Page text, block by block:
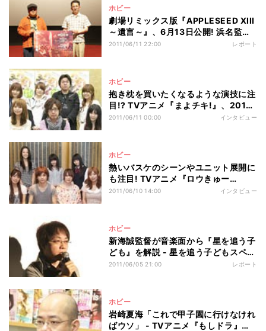
ホビー
劇場リミックス版『APPLESEED XIII
～遺言～』、6月13日公開! 浜名監督
と藤咲氏が語る作品の魅力
2011/06/11 22:00 レポート
ホビー
抱き枕を買いたくなるような演技に注
目!? TVアニメ『まよチキ!』、2011
年7月より放送開始
2011/06/11 00:00 インタビュー
ホビー
熱いバスケのシーンやユニット展開に
も注目! TVアニメ『ロウきゅー
ぶ!』、2011年7月より放送開始
2011/06/10 14:00 インタビュー
ホビー
新海誠監督が音楽面から『星を追う子
ども』を解説 - 星を追う子どもスペシ
ャルナイト Vol.1
2011/06/05 21:00 レポート
ホビー
岩崎夏海「これで甲子園に行けなけれ
ばウソ」 - TVアニメ『もしドラ』、